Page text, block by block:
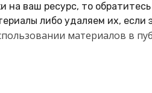
на ваш ресурс, то
либо удаляем их, если
материалов в